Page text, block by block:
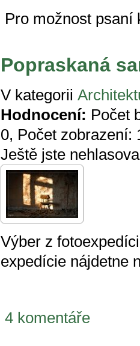
Pro možnost
Popraskaná
V kategorii
Hodnocení: Počet
0, Počet zobrazení:
Ještě jste
Výber z
expedície nájdetne
4 komentáře